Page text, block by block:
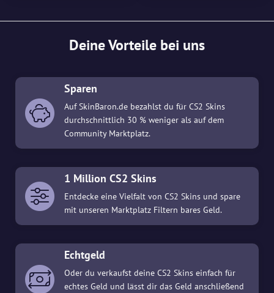
Deine Vorteile bei uns
Sparen
Auf SkinBaron.de bezahlst du für CS2 Skins
durchschnittlich 30 % weniger als auf dem
Community Marktplatz.
1 Million CS2 Skins
Entdecke eine Vielfalt von CS2 Skins und spare
mit unseren Marktplatz Filtern bares Geld.
Echtgeld
Oder du verkaufst deine CS2 Skins einfach für
echtes Geld und lässt dir das Geld anschließend